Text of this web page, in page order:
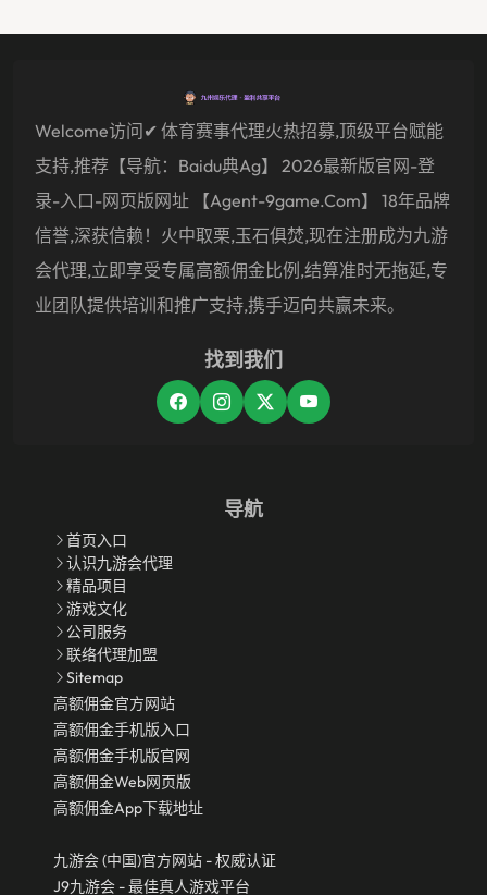
Welcome访问✔ 体育赛事代理火热招募,顶级平台赋能
支持,推荐【导航：baidu典ag】 2026最新版官网-登
录-入口-网页版网址 【agent-9game.com】 18年品牌
信誉,深获信赖！火中取栗,玉石俱焚,现在注册成为九游
会代理,立即享受专属高额佣金比例,结算准时无拖延,专
业团队提供培训和推广支持,携手迈向共赢未来。
找到我们
导航
首页入口
认识九游会代理
精品项目
游戏文化
公司服务
联络代理加盟
Sitemap
高额佣金官方网站
高额佣金手机版入口
高额佣金手机版官网
高额佣金Web网页版
高额佣金app下载地址
九游会 (中国)官方网站 - 权威认证
J9九游会 - 最佳真人游戏平台